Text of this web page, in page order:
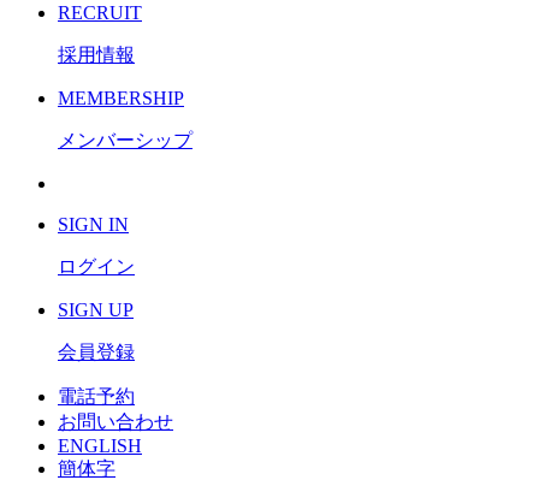
RECRUIT
採用情報
MEMBERSHIP
メンバーシップ
SIGN IN
ログイン
SIGN UP
会員登録
電話予約
お問い合わせ
ENGLISH
簡体字